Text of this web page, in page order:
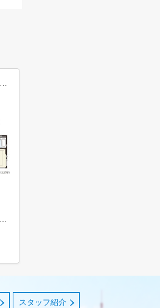
スタッフ紹介